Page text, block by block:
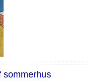
sommerhus